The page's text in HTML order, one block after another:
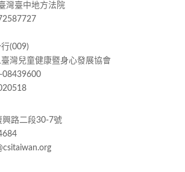
灣臺中地方法院
(009)
灣兒童健康暨身心發展協會
08439600
興路二段30-7號